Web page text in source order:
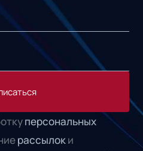
персональных
рассылоки